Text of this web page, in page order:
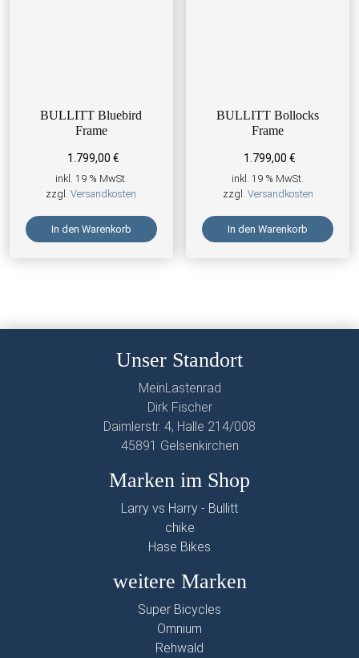
BULLITT Bluebird
Frame
1.799,00 €
inkl. 19 % MwSt.
zzgl.Versandkosten
In den Warenkorb
BULLITT Bollocks
Frame
1.799,00€
inkl. 19 % MwSt.
zzgl. Versandkosten
In den Warenkorb
Unser Standort
MeinLastenrad
Dirk Fischer
Daimlerstr. 4, Halle 214/008
45891 Gelsenkirchen
Marken im Shop
Larry vs Harry - Bullitt
chike
Hase Bikes
weitere Marken
Super Bicycles
Omnium
Rehwald